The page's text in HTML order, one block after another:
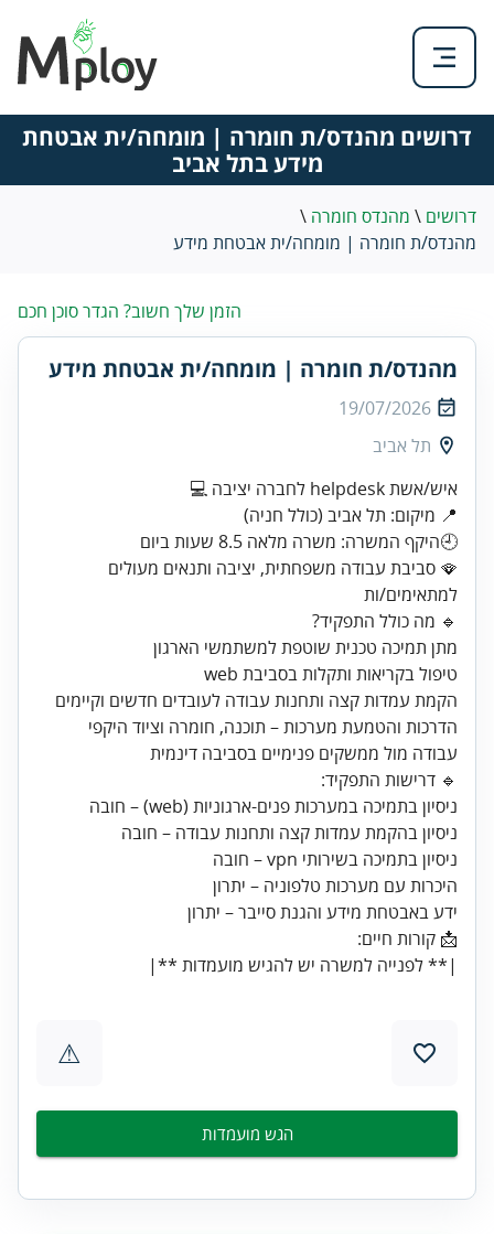
דרושים מהנדס/ת חומרה | מומחה/ית אבטחת
מידע בתל אביב
דרושים \ מהנדס חומרה \
מהנדס/ת חומרה | מומחה/ית אבטחת מידע
הזמן שלך חשוב? הגדר סוכן חכם
מהנדס/ת חומרה | מומחה/ית אבטחת מידע
19/07/2026
תל אביב
איש/אשת helpdesk לחברה יציבה 💻
🪭 סביבת עבודה משפחתית, יציבה ותנאים מעולים
למתאימים/ות
עבודה מול ממשקים פנימיים בסביבה דינמית
ידע באבטחת מידע והגנת סייבר – יתרון
|** לפנייה למשרה יש להגיש מועמדות **|
⚠
הגש מועמדות